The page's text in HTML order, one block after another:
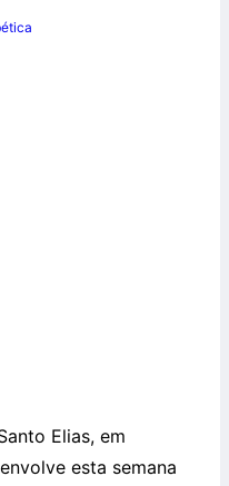
Elias, em
esta semana